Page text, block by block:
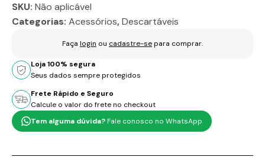
SKU: Não aplicável
Categorias: Acessórios,Descartáveis
Faça login ou cadastre-separa comprar.
Loja 100% segura
Seus dados sempre protegidos
Frete Rápido e Seguro
Calcule o valor do frete no checkout
Tem alguma dúvida?Fale conosco no WhatsApp